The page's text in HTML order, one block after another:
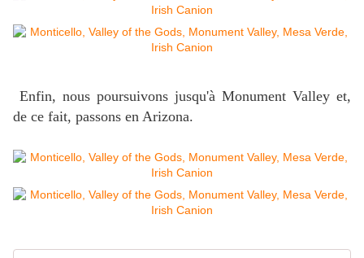
Enfin, nous poursuivons jusqu'à Monument Valley et,
de ce fait, passons en Arizona.